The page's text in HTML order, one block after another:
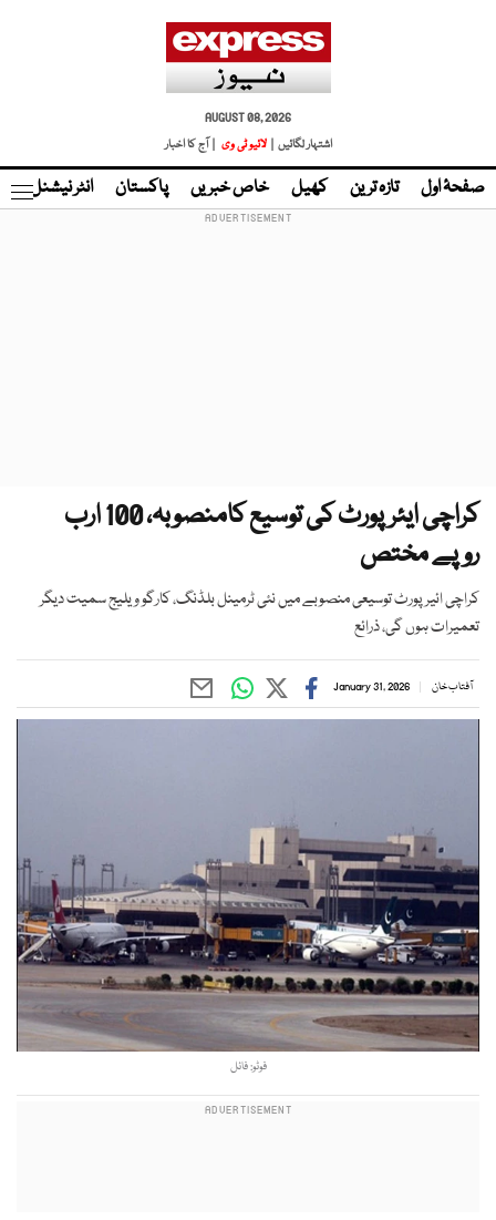
AUGUST 08, 2026
اشتہار لگائیں |
لائیو ٹی وی | آج کا اخبار
صفحۂ اول تازہ ترین کھیل خاص خبریں پاکستان انٹر نیشنل
کراچی ایئرپورٹ کی توسیع کامنصوبہ، 100 ارب
روپے مختص
کراچی ائیرپورٹ توسیعی منصوبے میں نئی ٹرمینل بلڈنگ، کارگو ویلیج سمیت دیگر
تعمیرات ہوں گی، ذرائع
آفتاب خان January 31, 2026
فوٹو: فائل